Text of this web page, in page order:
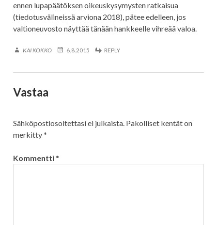
ennen lupapäätöksen oikeuskysymysten ratkaisua
(tiedotusvälineissä arviona 2018), pätee edelleen, jos
valtioneuvosto näyttää tänään hankkeelle vihreää valoa.
KAI KOKKO 6.8.2015 REPLY
Vastaa
Sähköpostiosoitettasi ei julkaista. Pakolliset kentät on
merkitty*
Kommentti *